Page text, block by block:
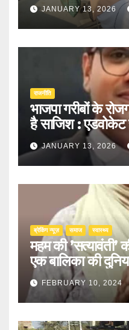
JANUARY 13, 2026
राजनीति
भाजपा गरीबों के
है साजिश : एडवोकेट
JANUARY 13, 2026
ब्रेकिंग न्यूज़ समाज स्वास्थ्य
महम की
एक बालिका की
FEBRUARY 10, 2024